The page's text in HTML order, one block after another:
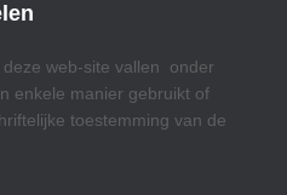
deze web-site vallen onder
enkele manier gebruikt of
toestemming van de